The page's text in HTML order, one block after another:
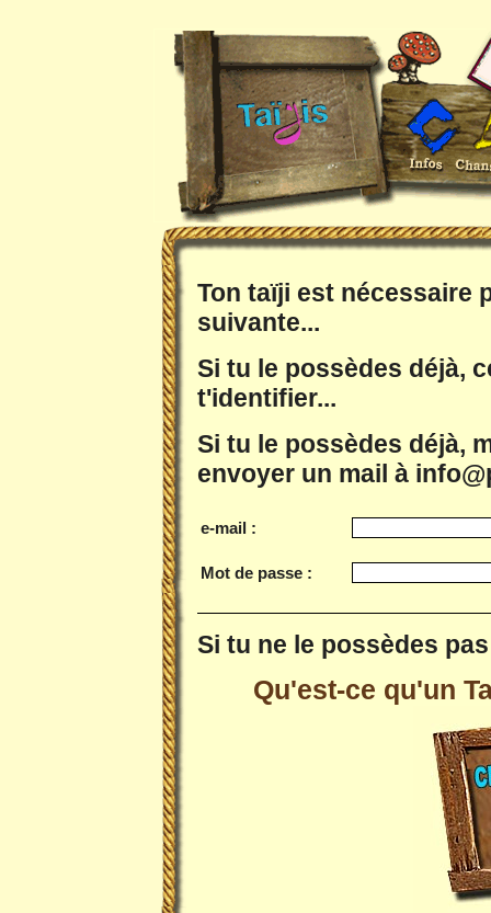
Ton taïji est nécessaire
suivante...
Si tu le possèdes déjà,
t'identifier...
Si tu le possèdes déjà,
envoyer un mail à
e-mail :
Mot de passe :
Si tu ne le possèdes
Qu'est-ce qu'un